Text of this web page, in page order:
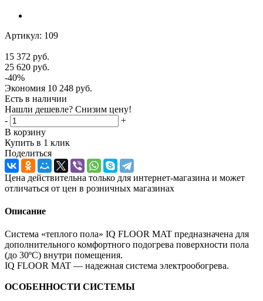
Артикул: 109
15 372 руб.
25 620 руб.
-40%
Экономия 10 248 руб.
Есть в наличии
Нашли дешевле? Снизим цену!
-
+
В корзину
Купить в 1 клик
Поделиться
Цена действительна только для интернет-магазина и может
отличаться от цен в розничных магазинах
Описание
Система «теплого пола» IQ FLOOR MAT предназначена для
дополнительного комфортного подогрева поверхности пола
(до 30ºС) внутри помещения.
IQ FLOOR MAT — надежная система электрообогрева.
ОСОБЕННОСТИ СИСТЕМЫ